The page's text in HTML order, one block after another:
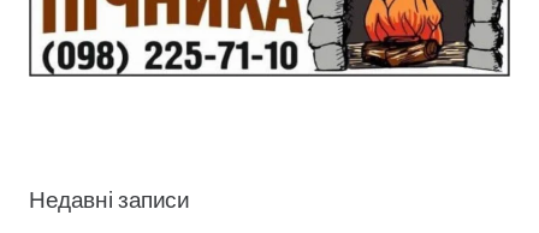
Недавні записи